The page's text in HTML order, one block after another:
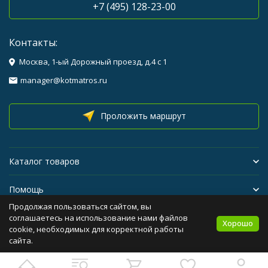
+7 (495) 128-23-00
Контакты:
Москва, 1-ый Дорожный проезд, д.4 с 1
manager@kotmatros.ru
Проложить маршрут
Каталог товаров
Помощь
Бренды
Политика персональных данных Карта сайта
Продолжая пользоваться сайтом, вы
соглашаетесь на использование нами файлов
cookie, необходимых для корректной работы
сайта.
Хорошо